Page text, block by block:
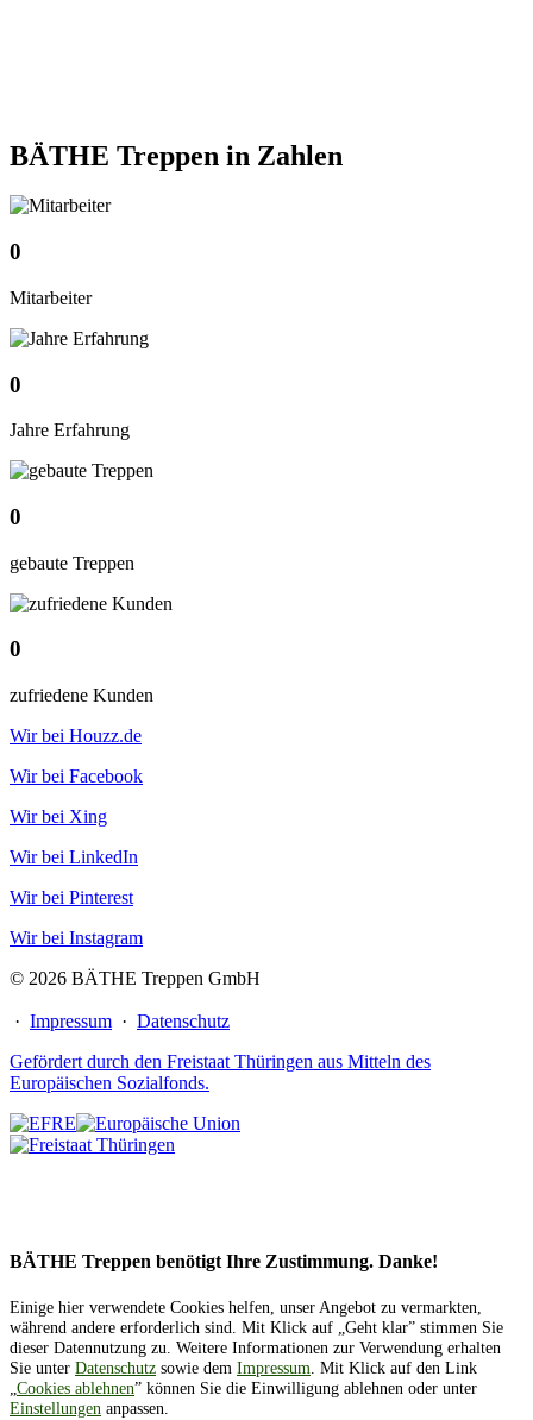
BÄTHE Treppen in Zahlen
0
Mitarbeiter
0
Jahre Erfahrung
0
gebaute Treppen
0
zufriedene Kunden
Wir bei Houzz.de
Wir bei Facebook
Wir bei Xing
Wir bei LinkedIn
Wir bei Pinterest
Wir bei Instagram
© 2026 BÄTHE Treppen GmbH
· Impressum · Datenschutz
Gefördert durch den Freistaat Thüringen aus Mitteln des
Europäischen Sozialfonds.
BÄTHE Treppen benötigt Ihre Zustimmung. Danke!
Einige hier verwendete Cookies helfen, unser Angebot zu vermarkten,
während andere erforderlich sind. Mit Klick auf „Geht klar” stimmen Sie
dieser Datennutzung zu. Weitere Informationen zur Verwendung erhalten
Sie unter Datenschutz sowie dem Impressum. Mit Klick auf den Link
„Cookies ablehnen” können Sie die Einwilligung ablehnen oder unter
Einstellungen anpassen.